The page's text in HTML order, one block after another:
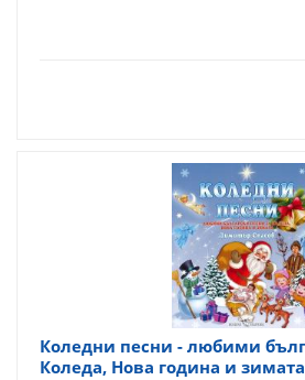
Коледни песни - любими
Коледа, Нова година и зимата